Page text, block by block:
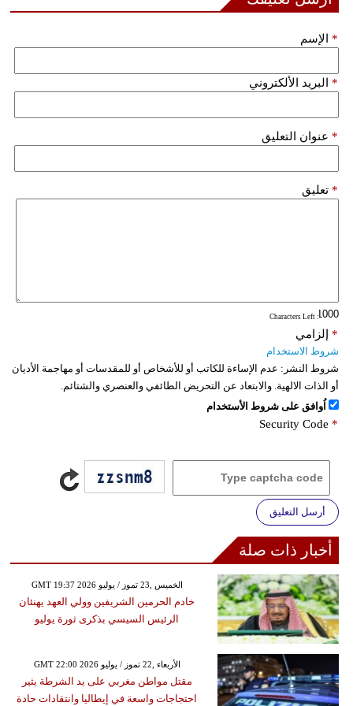
الإسم *
البريد الألكتروني *
عنوان التعليق *
تعليق *
: Characters Left
إلزامي *
شروط الاستخدام
شروط النشر: عدم الإساءة للكاتب أو للأشخاص أو للمقدسات أو مهاجمة الأديان
أو الذات الالهية. والابتعاد عن التحريض الطائفي والعنصري والشتائم.
اُوافق على شروط الأستخدام
Security Code *
أرسل التعليق
أخبار ذات صلة
GMT 19:37 2026 الخميس ,23 تموز / يوليو
خادم الحرمين الشريفين وولي العهد يهنئان
الرئيس السيسي بذكرى ثورة يوليو
GMT 22:00 2026 الأربعاء ,22 تموز / يوليو
مقتل مواطن مغربي على يد الشرطة يثير
احتجاجات واسعة في إيطاليا وانتقادات حادة